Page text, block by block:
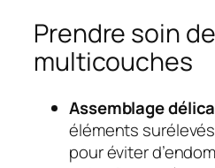
Prendre soin
multicouches
Assemblage
éléments
pour éviter